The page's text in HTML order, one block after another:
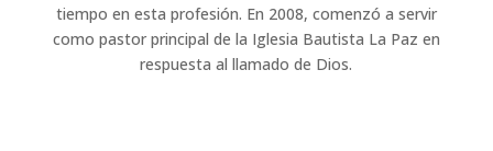
tiempo en esta profesión. En 2008, comenzó a servir
como pastor principal de la Iglesia Bautista La Paz en
respuesta al llamado de Dios.